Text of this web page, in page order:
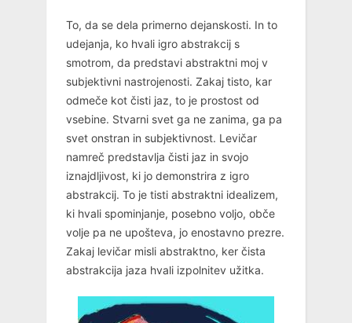
To, da se dela primerno dejanskosti. In to
udejanja, ko hvali igro abstrakcij s
smotrom, da predstavi abstraktni moj v
subjektivni nastrojenosti. Zakaj tisto, kar
odmeče kot čisti jaz, to je prostost od
vsebine. Stvarni svet ga ne zanima, ga pa
svet onstran in subjektivnost. Levičar
namreč predstavlja čisti jaz in svojo
iznajdljivost, ki jo demonstrira z igro
abstrakcij. To je tisti abstraktni idealizem,
ki hvali spominjanje, posebno voljo, obče
volje pa ne upošteva, jo enostavno prezre.
Zakaj levičar misli abstraktno, ker čista
abstrakcija jaza hvali izpolnitev užitka.